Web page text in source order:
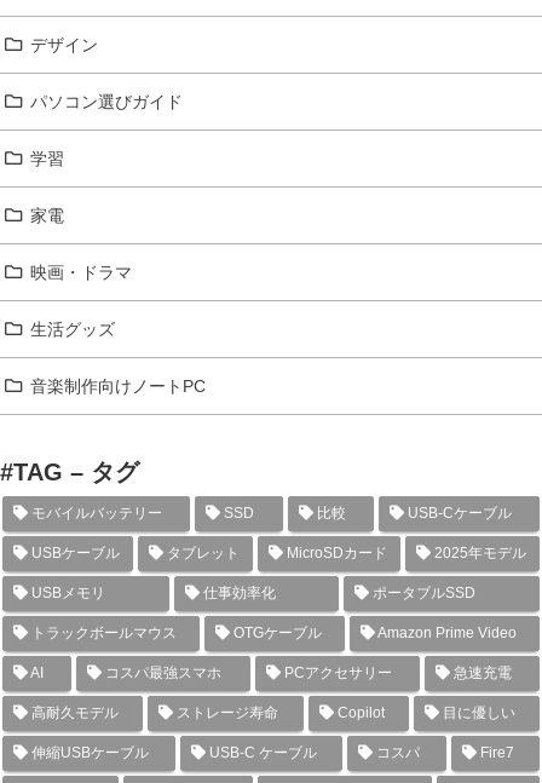
デザイン
パソコン選びガイド
学習
家電
映画・ドラマ
生活グッズ
音楽制作向けノートPC
#TAG – タグ
モバイルバッテリー SSD 比較 USB-Cケーブル
USBケーブル タブレット MicroSDカード 2025年モデル
USBメモリ 仕事効率化 ポータブルSSD
トラックボールマウス OTGケーブル Amazon Prime Video
AI コスパ最強スマホ PCアクセサリー 急速充電
高耐久モデル ストレージ寿命 Copilot 目に優しい
伸縮USBケーブル USB-C ケーブル コスパ Fire7